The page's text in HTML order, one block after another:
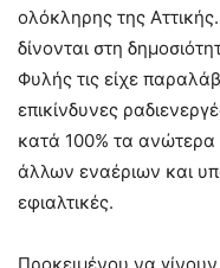
ολόκληρης της
δίνονται στη
Φυλής τις είχε
επικίνδυνες
κατά 100% τα ανώτερα
άλλων εναέριων και
εφιαλτικές.